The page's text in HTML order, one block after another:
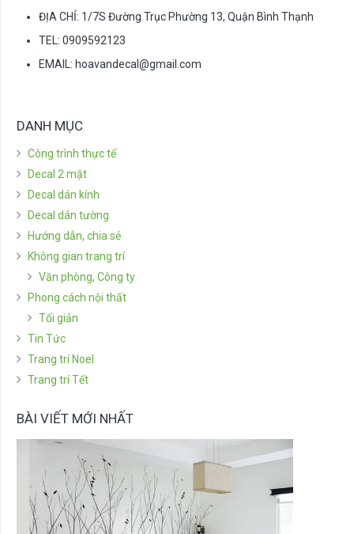
ĐỊA CHỈ: 1/7S Đường Trục Phường 13, Quận Bình Thạnh
TEL: 0909592123
EMAIL: hoavandecal@gmail.com
DANH MỤC
Công trình thực tế
Decal 2 mặt
Decal dán kính
Decal dán tường
Hướng dẫn, chia sẻ
Không gian trang trí
Văn phòng, Công ty
Phong cách nội thất
Tối giản
Tin Tức
Trang trí Noel
Trang trí Tết
BÀI VIẾT MỚI NHẤT